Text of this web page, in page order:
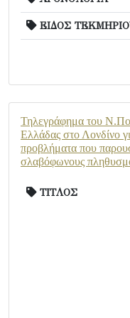
ΕΙΔΟΣ
Τηλεγράφημα του
Ελλάδας στο Λονδίνο
προβλήματα που
σλαβόφωνους
ΤΙΤΛΟΣ